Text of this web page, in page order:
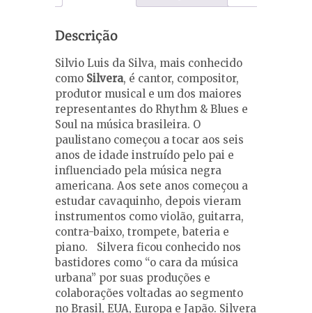
Descrição
Silvio Luis da Silva, mais conhecido
como Silvera, é cantor, compositor,
produtor musical e um dos maiores
representantes do Rhythm & Blues e
Soul na música brasileira. O
paulistano começou a tocar aos seis
anos de idade instruído pelo pai e
influenciado pela música negra
americana. Aos sete anos começou a
estudar cavaquinho, depois vieram
instrumentos como violão, guitarra,
contra-baixo, trompete, bateria e
piano. Silvera ficou conhecido nos
bastidores como “o cara da música
urbana” por suas produções e
colaborações voltadas ao segmento
no Brasil, EUA, Europa e Japão. Silvera